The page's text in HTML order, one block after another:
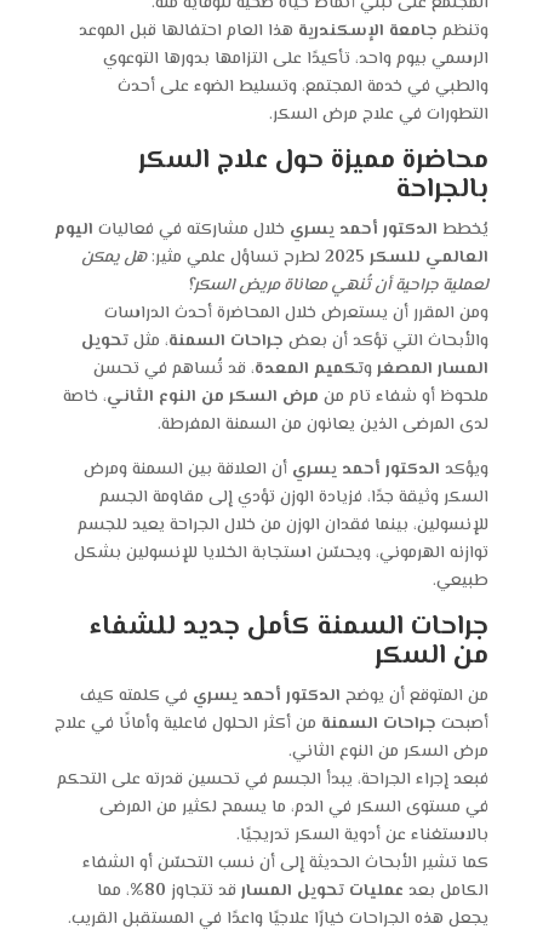
وتنظم جامعة الإسكندرية هذا العام احتفالها قبل الموعد
الرسمي بيوم واحد، تأكيدًا على التزامها بدورها التوعوي
والطبي في خدمة المجتمع، وتسليط الضوء على أحدث
التطورات في علاج مرض السكر.
محاضرة مميزة حول علاج السكر
بالجراحة
يُخطط الدكتور أحمد يسري خلال مشاركته في فعاليات اليوم
العالمي للسكر 2025
لطرح تساؤل علمي مثير:هل يمكن
لعملية جراحية أن تُنهي معاناة مريض السكر؟
ومن المقرر أن يستعرض خلال المحاضرة أحدث الدراسات
والأبحاث التي تؤكد أن بعض جراحات السمنة، مثلتحويل
المسار المصغروتكميم المعدة، قد تُساهم في تحسن
ملحوظ أو شفاء تام من مرض السكر من النوع الثاني، خاصة
لدى المرضى الذين يعانون من السمنة المفرطة.
ويؤكد الدكتور أحمد يسري أن العلاقة بين السمنة ومرض
السكر وثيقة جدًا، فزيادة الوزن تؤدي إلى مقاومة الجسم
للإنسولين، بينما فقدان الوزن من خلال الجراحة يعيد للجسم
توازنه الهرموني، ويحسّن استجابة الخلايا للإنسولين بشكل
طبيعي.
جراحات السمنة كأمل جديد للشفاء
من السكر
من المتوقع أن يوضح الدكتور أحمد يسري في كلمته كيف
أصبحت جراحات السمنة من أكثر الحلول فاعلية وأمانًا في علاج
مرض السكر من النوع الثاني.
فبعد إجراء الجراحة، يبدأ الجسم في تحسين قدرته على التحكم
في مستوى السكر في الدم، ما يسمح لكثير من المرضى
بالاستغناء عن أدوية السكر تدريجيًا.
كما تشير الأبحاث الحديثة إلى أن نسب التحسّن أو الشفاء
الكامل بعد عمليات تحويل المسارقد تتجاوز 80%
، مما
يجعل هذه الجراحات خيارًا علاجيًا واعدًا في المستقبل القريب.